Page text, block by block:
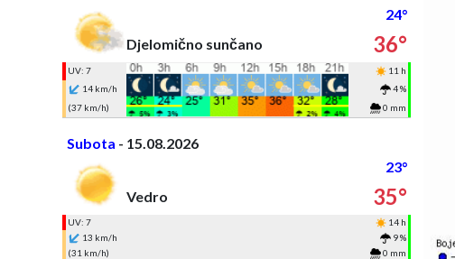
24°
Djelomično sunčano
36°
UV: 7
11 h
14 km/h
4 %
(37 km/h)
0 mm
Subota - 15.08.2026
23°
Vedro
35°
UV: 7
14 h
13 km/h
9 %
(31 km/h)
0 mm